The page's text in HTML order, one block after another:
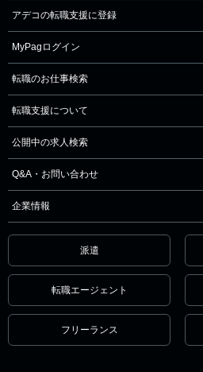
アデコの転職支援に登録
MyPagログイン
転職のお仕事検索
転職支援について
公開中の求人検索
Q&A・お問い合わせ
企業情報
派遣
転職エージェント
フリーランス